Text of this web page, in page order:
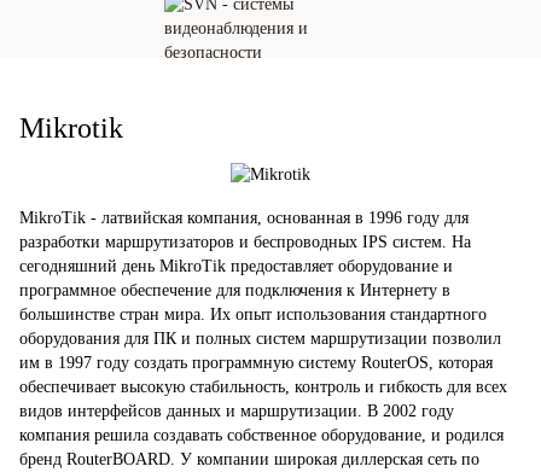
Mikrotik
MikroTik - латвийская компания, основанная в 1996 году для
разработки маршрутизаторов и беспроводных IPS систем. На
сегодняшний день MikroTik предоставляет оборудование и
программное обеспечение для подключения к Интернету в
большинстве стран мира. Их опыт использования стандартного
оборудования для ПК и полных систем маршрутизации позволил
им в 1997 году создать программную систему RouterOS, которая
обеспечивает высокую стабильность, контроль и гибкость для всех
видов интерфейсов данных и маршрутизации. В 2002 году
компания решила создавать собственное оборудование, и родился
бренд RouterBOARD. У компании широкая диллерская сеть по